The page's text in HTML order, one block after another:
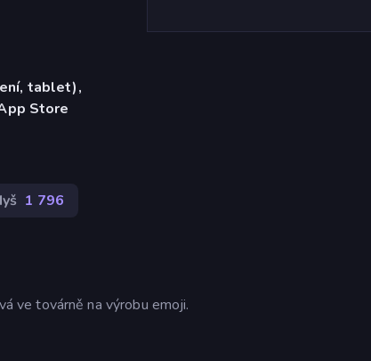
tablet),
Store
1 796
ve továrně na výrobu emoji.